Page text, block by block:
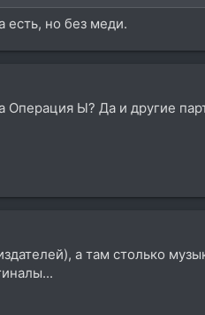
есть, но без меди.
Операция Ы? Да и другие
а там столько